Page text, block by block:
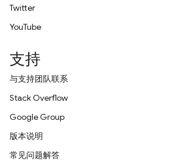
Twitter
YouTube
支持
与支持团队联系
Stack Overflow
Google Group
版本说明
常见问题解答